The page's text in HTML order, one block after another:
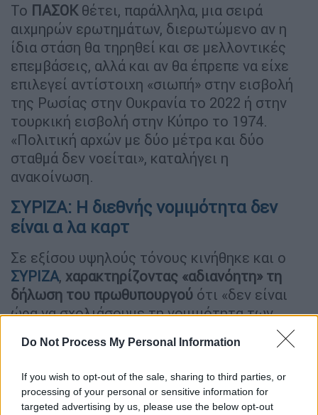
Do Not Process My Personal Information
If you wish to opt-out of the sale, sharing to third parties, or
processing of your personal or sensitive information for
targeted advertising by us, please use the below opt-out
Το ΠΑΣΟΚ θέτει, παράλληλα, μια σειρά
αιχμηρών ερωτημάτων, διερωτώμενο αν η
ίδια στάση θα τηρηθεί και σε μελλοντικές
επεμβάσεις, αλλά και αν θα έπρεπε να είχε
επιλεγεί αντίστοιχη «σιωπή» στην εισβολή
της Ρωσίας στην Ουκρανία το 2022 ή στην
τουρκική εισβολή στην Κύπρο το 1974.
«Πολιτική αρχών με δύο μέτρα και δύο
σταθμά δεν νοείται», καταλήγει η
ανακοίνωση.
ΣΥΡΙΖΑ: Η διεθνής νομιμότητα δεν
είναι α λα καρτ
Σε εξίσου υψηλούς τόνους κινήθηκε και ο
ΣΥΡΙΖΑ, χαρακτηρίζοντας «αδιανόητη» τη
δήλωση του πρωθυπουργού ότι «δεν είναι
ώρα να σχολιάσουμε τη νομιμότητα των
αξιωματικής αντιπολίτευσης, το διεθνές
δίκαιο αφορά όλους και σε κάθε γωνιά του